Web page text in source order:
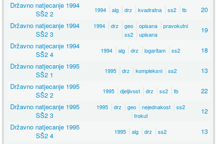
Državno natjecanje 1994
SŠ2 2
1994 alg drz kvadratna ss2 tb
20
Državno natjecanje 1994
SŠ2 3
1994 drz geo opisana
pravokutni
ss2
upisana
19
Državno natjecanje 1994
SŠ2 4
1994 alg drz logaritam ss2
18
Državno natjecanje 1995
SŠ2 1
1995 drz kompleksni ss2
13
Državno natjecanje 1995
SŠ2 2
1995 djeljivost drz ss2 tb
22
Državno natjecanje 1995
SŠ2 3
1995 drz geo nejednakost
ss2
trokut
12
Državno natjecanje 1995
SŠ2 4
1995 alg drz ss2
13